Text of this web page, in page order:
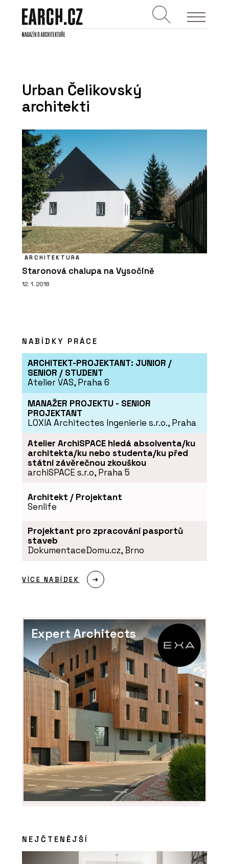
Urban Čelikovský
architekti
ARCHITEKTURA
Staronová chalupa na Vysočině
12. 1. 2018
NABÍDKY PRÁCE
ARCHITEKT-PROJEKTANT: JUNIOR /
SENIOR / STUDENT
Atelier VAS, Praha 6
MANAŽER PROJEKTU - SENIOR
PROJEKTANT
LOXIA Architectes Ingenierie s.r.o., Praha
Atelier ArchiSPACE hledá absolventa/ku
architekta/ku nebo studenta/ku před
státní závěrečnou zkouškou
archiSPACE s.r.o, Praha 5
Architekt / Projektant
Senlife
Projektant pro zpracování pasportů
staveb
DokumentaceDomu.cz, Brno
VÍCE NABÍDEK
Expert Architects
NEJČTENĚJŠÍ